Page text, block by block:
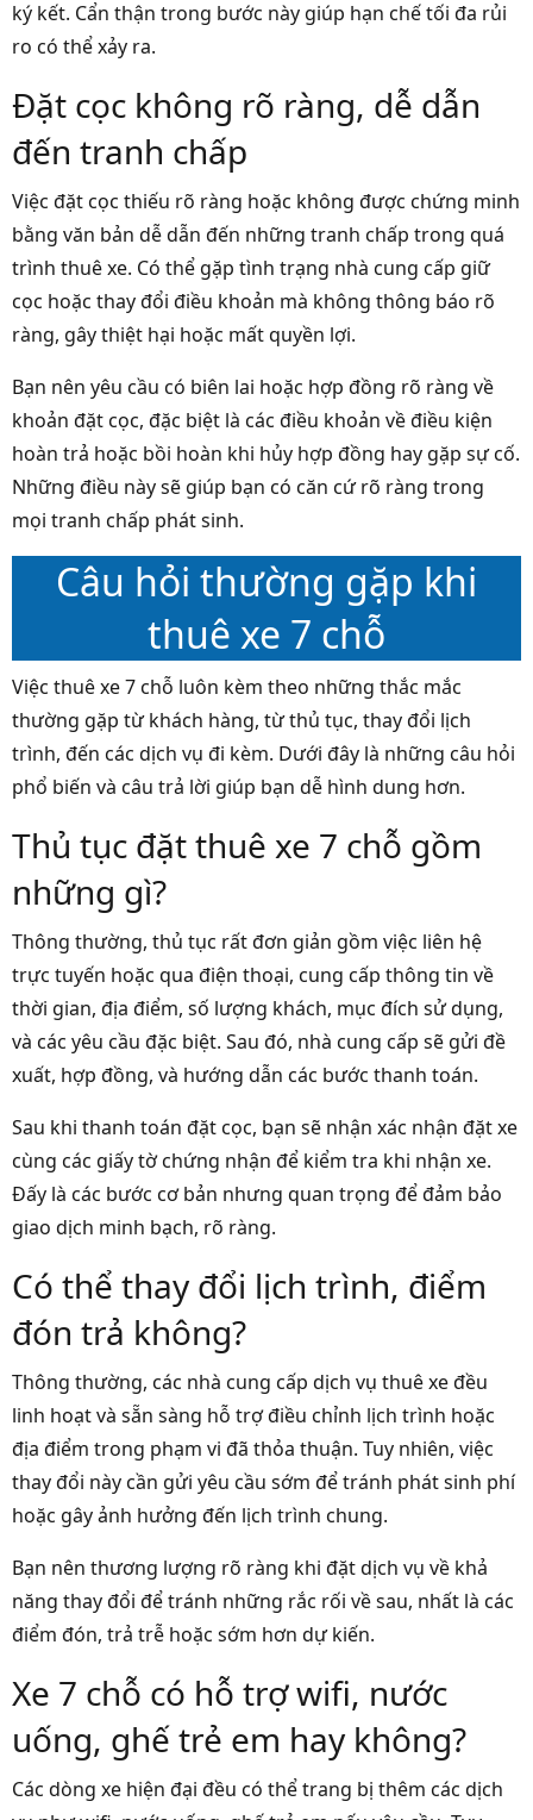
ký kết. Cẩn thận trong bước này giúp hạn chế tối đa rủi
ro có thể xảy ra.
Đặt cọc không rõ ràng, dễ dẫn
đến tranh chấp
Việc đặt cọc thiếu rõ ràng hoặc không được chứng minh
bằng văn bản dễ dẫn đến những tranh chấp trong quá
trình thuê xe. Có thể gặp tình trạng nhà cung cấp giữ
cọc hoặc thay đổi điều khoản mà không thông báo rõ
ràng, gây thiệt hại hoặc mất quyền lợi.
Bạn nên yêu cầu có biên lai hoặc hợp đồng rõ ràng về
khoản đặt cọc, đặc biệt là các điều khoản về điều kiện
hoàn trả hoặc bồi hoàn khi hủy hợp đồng hay gặp sự cố.
Những điều này sẽ giúp bạn có căn cứ rõ ràng trong
mọi tranh chấp phát sinh.
Câu hỏi thường gặp khi
thuê xe 7 chỗ
Việc thuê xe 7 chỗ luôn kèm theo những thắc mắc
thường gặp từ khách hàng, từ thủ tục, thay đổi lịch
trình, đến các dịch vụ đi kèm. Dưới đây là những câu hỏi
phổ biến và câu trả lời giúp bạn dễ hình dung hơn.
Thủ tục đặt thuê xe 7 chỗ gồm
những gì?
Thông thường, thủ tục rất đơn giản gồm việc liên hệ
trực tuyến hoặc qua điện thoại, cung cấp thông tin về
thời gian, địa điểm, số lượng khách, mục đích sử dụng,
và các yêu cầu đặc biệt. Sau đó, nhà cung cấp sẽ gửi đề
xuất, hợp đồng, và hướng dẫn các bước thanh toán.
Sau khi thanh toán đặt cọc, bạn sẽ nhận xác nhận đặt xe
cùng các giấy tờ chứng nhận để kiểm tra khi nhận xe.
Đấy là các bước cơ bản nhưng quan trọng để đảm bảo
giao dịch minh bạch, rõ ràng.
Có thể thay đổi lịch trình, điểm
đón trả không?
Thông thường, các nhà cung cấp dịch vụ thuê xe đều
linh hoạt và sẵn sàng hỗ trợ điều chỉnh lịch trình hoặc
địa điểm trong phạm vi đã thỏa thuận. Tuy nhiên, việc
thay đổi này cần gửi yêu cầu sớm để tránh phát sinh phí
hoặc gây ảnh hưởng đến lịch trình chung.
Bạn nên thương lượng rõ ràng khi đặt dịch vụ về khả
năng thay đổi để tránh những rắc rối về sau, nhất là các
điểm đón, trả trễ hoặc sớm hơn dự kiến.
Xe 7 chỗ có hỗ trợ wifi, nước
uống, ghế trẻ em hay không?
Các dòng xe hiện đại đều có thể trang bị thêm các dịch